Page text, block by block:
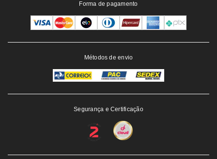
Forma de pagamento
Métodos de envio
Segurança e Certificação